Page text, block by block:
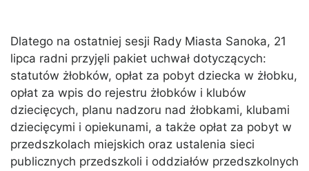
Dlatego na ostatniej sesji Rady Miasta Sanoka, 21
lipca radni przyjęli pakiet uchwał dotyczących:
statutów żłobków, opłat za pobyt dziecka w żłobku,
opłat za wpis do rejestru żłobków i klubów
dziecięcych, planu nadzoru nad żłobkami, klubami
dziecięcymi i opiekunami, a także opłat za pobyt w
przedszkolach miejskich oraz ustalenia sieci
publicznych przedszkoli i oddziałów przedszkolnych